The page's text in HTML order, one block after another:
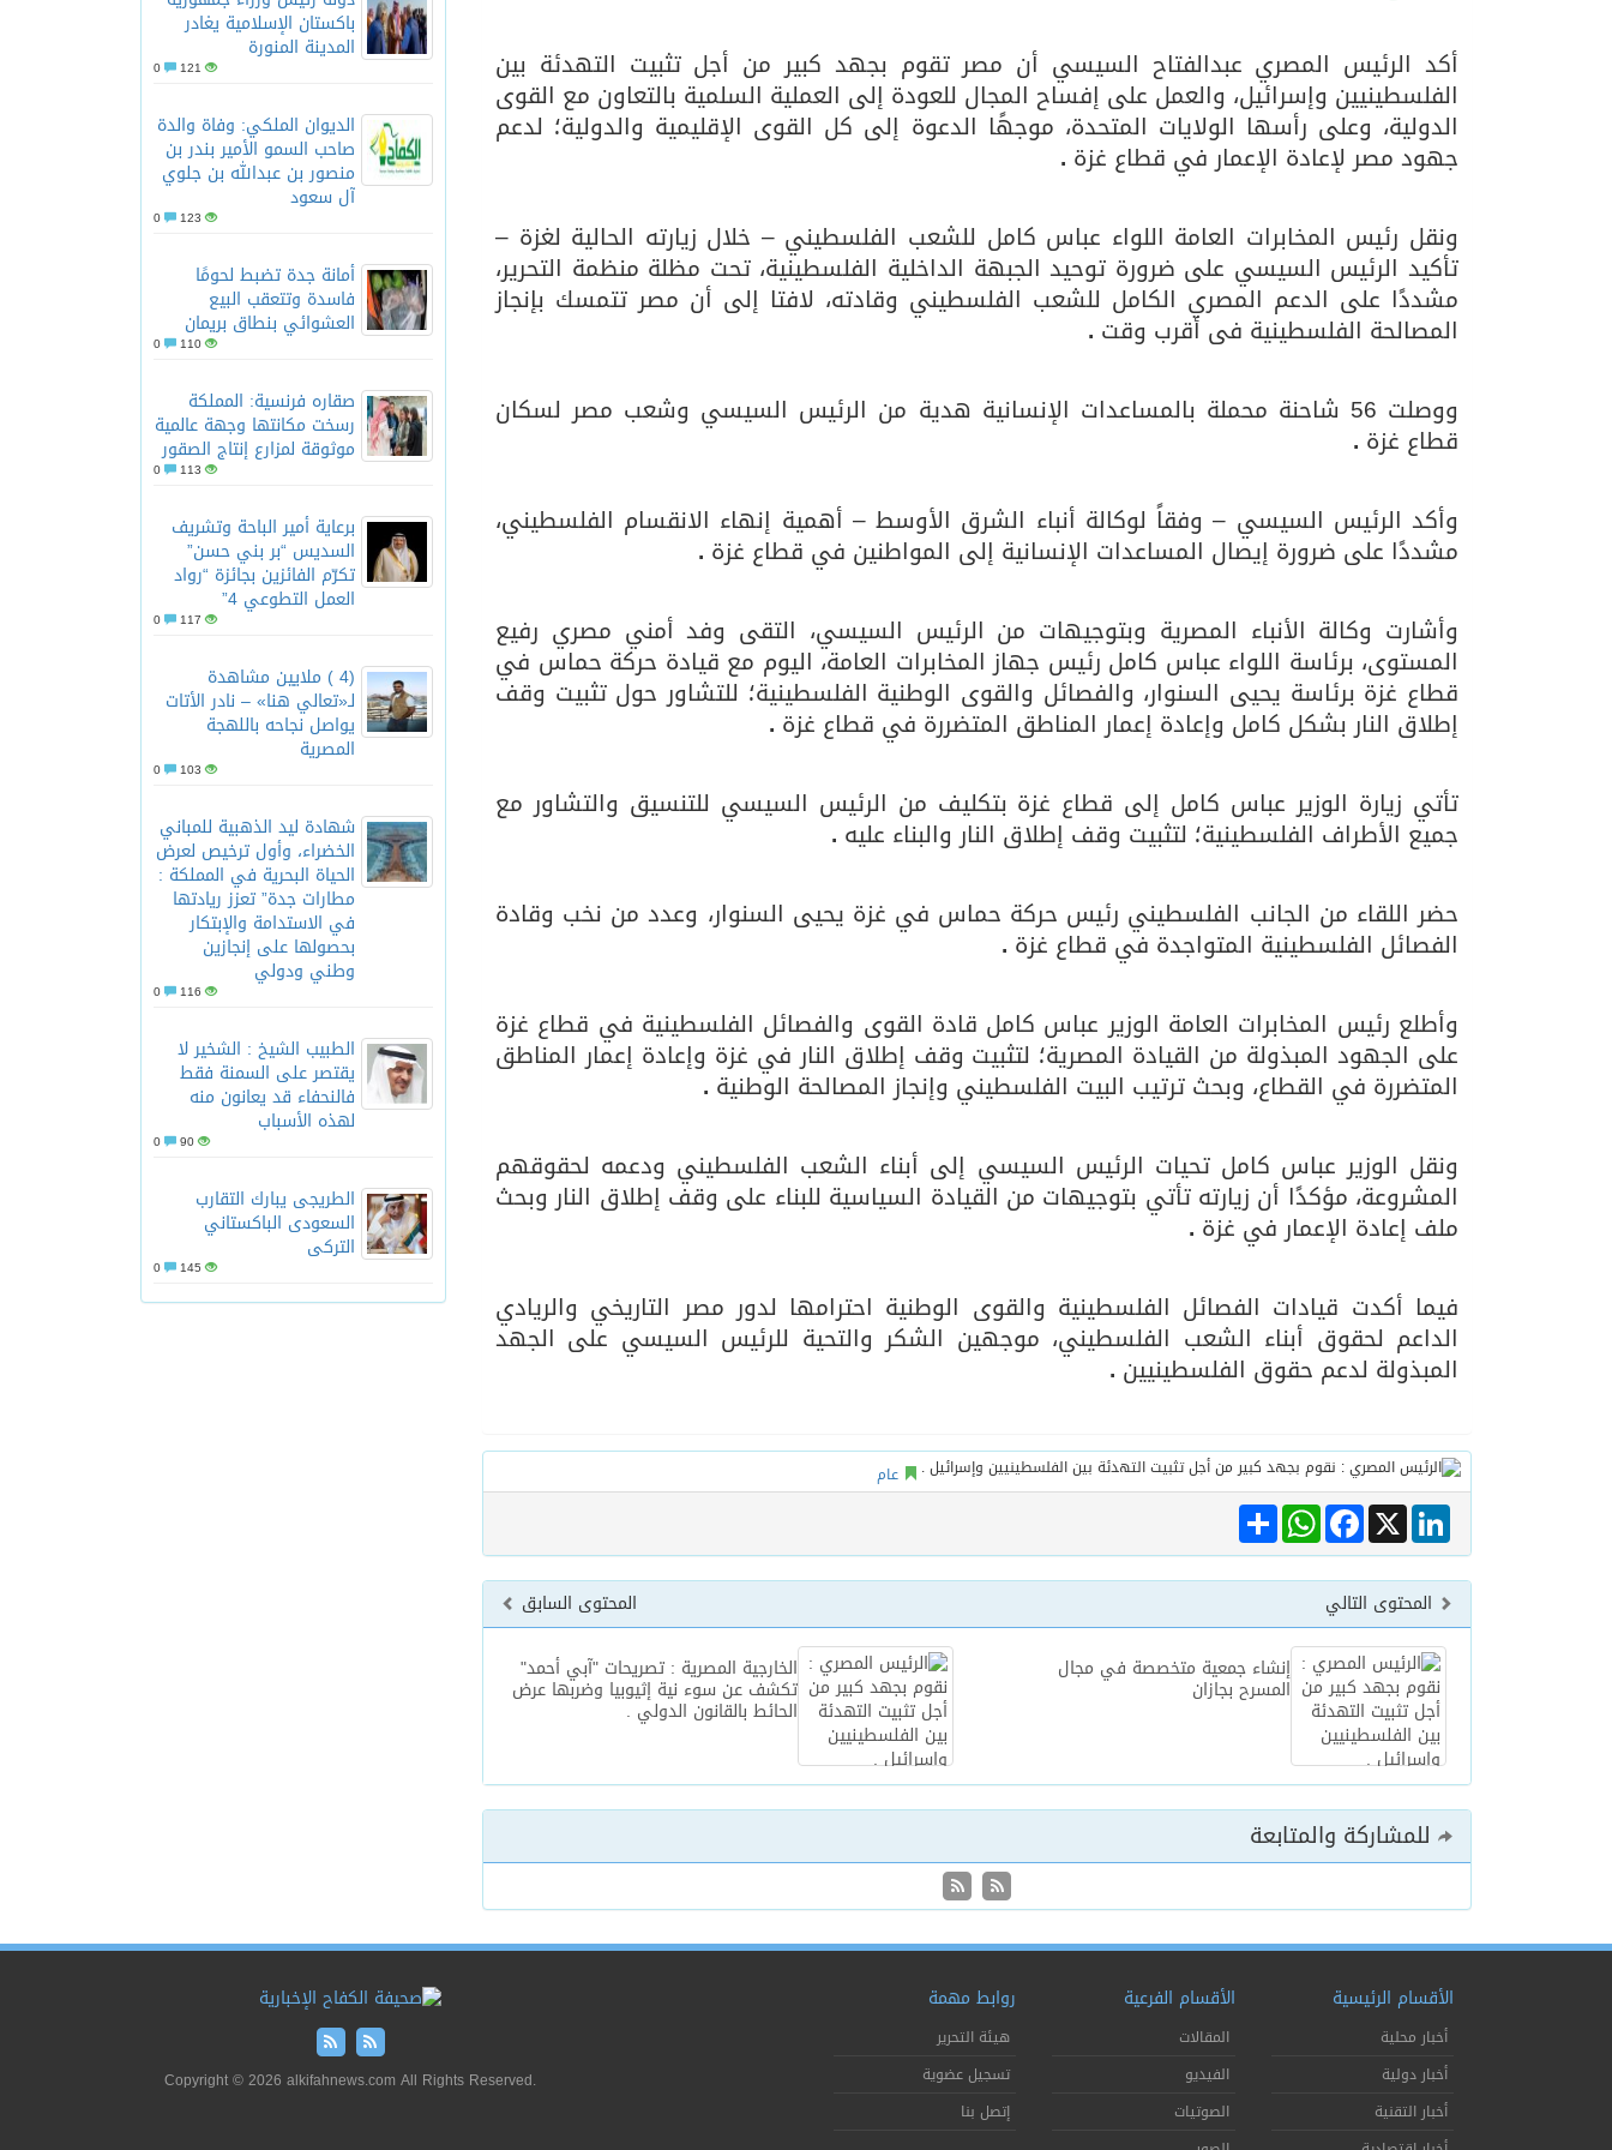
06/08/2026مركز الملك سلمان للإغاثة يضع حجر الأساس لمشروع بناء وإعادة تأهيل 13 مدرسة في محافظتي لحج والضالع
باكستان الإسلامية يغادر
المدينة المنورة
121
الديوان الملكي: وفاة والدة
صاحب السمو الأمير بندر بن
منصور بن عبدالله بن جلوي
آل سعود
123
أمانة جدة تضبط لحومًا
فاسدة وتتعقب البيع
العشوائي بنطاق بريمان
110
صقاره فرنسية: المملكة
رسخت مكانتها وجهة عالمية
موثوقة لمزارع إنتاج الصقور
113
برعاية أمير الباحة وتشريف
السديس “بر بني حسن”
تكرّم الفائزين بجائزة “رواد
العمل التطوعي 4”
117
(4 ) ملايين مشاهدة
لـ«تعالي هنا» – نادر الأتات
يواصل نجاحه باللهجة
المصرية
103
شهادة ليد الذهبية للمباني
الخضراء، وأول ترخيص لعرض
الحياة البحرية في المملكة :
مطارات جدة” تعزز ريادتها
في الاستدامة والإبتكار
بحصولها على إنجازين
وطني ودولي
116
الطبيب الشيخ : الشخير لا
يقتصر على السمنة فقط
فالنحفاء قد يعانون منه
لهذه الأسباب
90
الطريجى يبارك التقارب
السعودى الباكستاني
التركى
145
أكد الرئيس المصري عبدالفتاح السيسي أن مصر تقوم بجهد كبير من أجل تثبيت التهدئة بين
الفلسطينيين وإسرائيل، والعمل على إفساح المجال للعودة إلى العملية السلمية بالتعاون مع القوى
الدولية، وعلى رأسها الولايات المتحدة، موجهًا الدعوة إلى كل القوى الإقليمية والدولية؛ لدعم
جهود مصر لإعادة الإعمار في قطاع غزة .
ونقل رئيس المخابرات العامة اللواء عباس كامل للشعب الفلسطيني – خلال زيارته الحالية لغزة –
تأكيد الرئيس السيسي على ضرورة توحيد الجبهة الداخلية الفلسطينية، تحت مظلة منظمة التحرير،
مشددًا على الدعم المصري الكامل للشعب الفلسطيني وقادته، لافتا إلى أن مصر تتمسك بإنجاز
المصالحة الفلسطينية فى أقرب وقت .
ووصلت 56 شاحنة محملة بالمساعدات الإنسانية هدية من الرئيس السيسي وشعب مصر لسكان
قطاع غزة .
وأكد الرئيس السيسي – وفقاً لوكالة أنباء الشرق الأوسط – أهمية إنهاء الانقسام الفلسطيني،
مشددًا على ضرورة إيصال المساعدات الإنسانية إلى المواطنين في قطاع غزة .
وأشارت وكالة الأنباء المصرية وبتوجيهات من الرئيس السيسي، التقى وفد أمني مصري رفيع
المستوى، برئاسة اللواء عباس كامل رئيس جهاز المخابرات العامة، اليوم مع قيادة حركة حماس في
قطاع غزة برئاسة يحيى السنوار، والفصائل والقوى الوطنية الفلسطينية؛ للتشاور حول تثبيت وقف
إطلاق النار بشكل كامل وإعادة إعمار المناطق المتضررة في قطاع غزة .
تأتي زيارة الوزير عباس كامل إلى قطاع غزة بتكليف من الرئيس السيسي للتنسيق والتشاور مع
جميع الأطراف الفلسطينية؛ لتثبيت وقف إطلاق النار والبناء عليه .
حضر اللقاء من الجانب الفلسطيني رئيس حركة حماس في غزة يحيى السنوار، وعدد من نخب وقادة
الفصائل الفلسطينية المتواجدة في قطاع غزة .
وأطلع رئيس المخابرات العامة الوزير عباس كامل قادة القوى والفصائل الفلسطينية في قطاع غزة
على الجهود المبذولة من القيادة المصرية؛ لتثبيت وقف إطلاق النار في غزة وإعادة إعمار المناطق
المتضررة في القطاع، وبحث ترتيب البيت الفلسطيني وإنجاز المصالحة الوطنية .
ونقل الوزير عباس كامل تحيات الرئيس السيسي إلى أبناء الشعب الفلسطيني ودعمه لحقوقهم
المشروعة، مؤكدًا أن زيارته تأتي بتوجيهات من القيادة السياسية للبناء على وقف إطلاق النار وبحث
ملف إعادة الإعمار في غزة .
فيما أكدت قيادات الفصائل الفلسطينية والقوى الوطنية احترامها لدور مصر التاريخي والريادي
الداعم لحقوق أبناء الشعب الفلسطيني، موجهين الشكر والتحية للرئيس السيسي على الجهد
المبذولة لدعم حقوق الفلسطينيين .
عام
Share
WhatsAppFacebook X
LinkedIn
المحتوى السابق
المحتوى التالي
الخارجية المصرية : تصريحات "آبي أحمد"
تكشف عن سوء نية إثيوبيا وضربها عرض
الحائط بالقانون الدولي .
إنشاء جمعية متخصصة في مجال
المسرح بجازان
للمشاركة والمتابعة
الأقسام الرئيسية
أخبار محلية
أخبار دولية
أخبار التقنية
الأقسام الفرعية
المقالات
الفيديو
الصوتيات
روابط مهمة
هيئة التحرير
تسجيل عضوية
إتصل بنا
Copyright © 2026 alkifahnews.com All Rights Reserved.